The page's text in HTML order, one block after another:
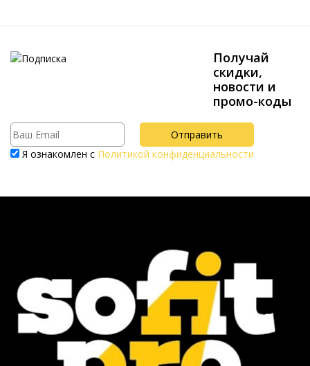
Получай
скидки,
новости и
промо-коды
Я ознакомлен с Политикой конфиденциальности